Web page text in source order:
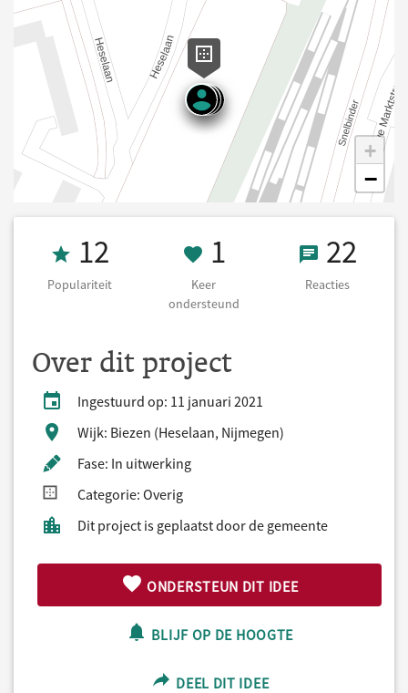
+
−
Populariteit 12
12
Populariteit
1 Keer
1
Keer
ondersteund
2222
Reacties
Over dit project
Ingestuurd op: 11 januari 2021
Wijk: Biezen (Heselaan, Nijmegen)
Fase: In uitwerking
Categorie: Overig
Dit project is geplaatst door de gemeente
ONDERSTEUN DIT IDEE
BLIJF OP DE HOOGTE
DEEL DIT IDEE